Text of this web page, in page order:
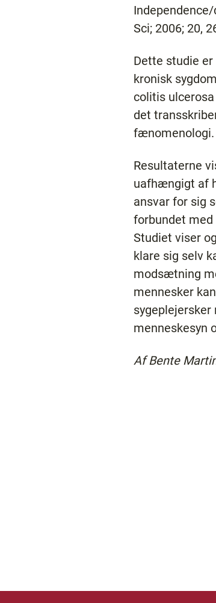
Sci; 2006; 20,
Dette studie
kronisk
colitis
det
fænomenologi.
Resultaterne
uafhængigt af
ansvar for sig
forbundet
Studiet viser
klare sig selv
modsætning
mennesker
menneskesyn
Af Bente